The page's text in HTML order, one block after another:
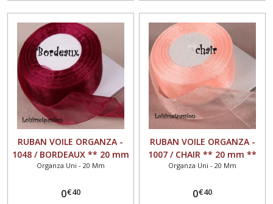
RUBAN VOILE ORGANZA -
1048 / BORDEAUX ** 20 mm
** Vendu au mètre -
Organza Uni - 20 Mm
0€40
RUBAN VOILE ORGANZA -
1007 / CHAIR ** 20 mm **
Vendu au mètre - largeur
Organza Uni - 20 Mm
0€40